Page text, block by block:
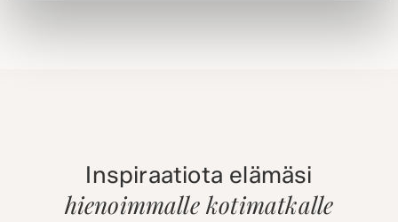
Inspiraatiota elämäsi
hienoimmalle kotimatkalle